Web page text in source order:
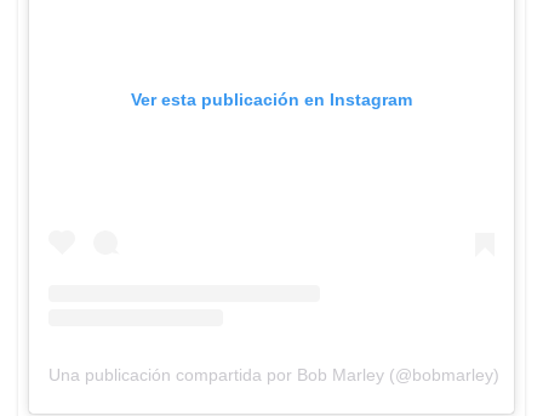
Ver esta publicación en Instagram
Una publicación compartida por Bob Marley (@bobmarley)